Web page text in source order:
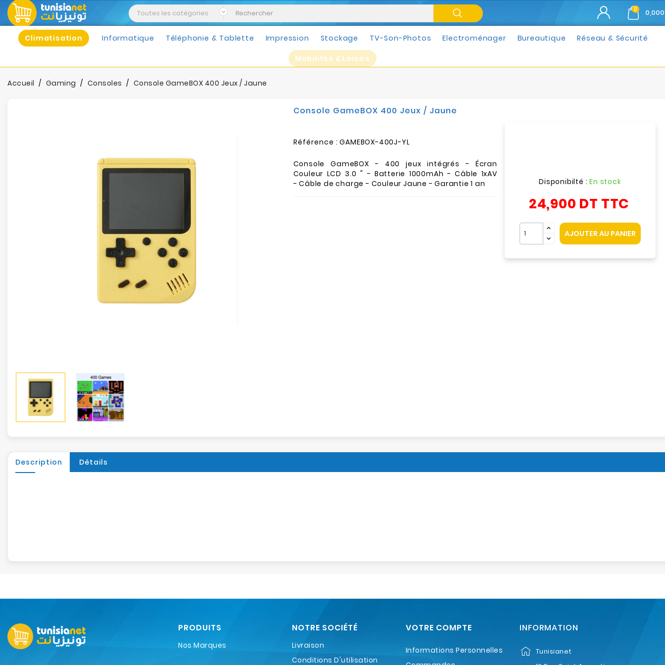
0
Climatisation Informatique Téléphonie & Tablette Impression Stockage TV-Son-Photos Electroménager Bureautique Réseau & Sécurité
Mobilités & Loisirs
Accueil Gaming Consoles Console GameBOX 400 Jeux / Jaune
Console GameBOX 400 Jeux / Jaune
Référence : GAMEBOX-400J-YL
Console GameBOX - 400 jeux intégrés - Écran
Couleur LCD 3.0 " - Batterie 1000mAh - Câble 1xAV
- Câble de charge - Couleur Jaune - Garantie 1 an
Disponibilté :En stock
24,900 DT TTC
AJOUTER AU PANIER
Description Détails
PRODUITS
Nos Marques
NOTRE SOCIÉTÉ
Livraison
Conditions D'utilisation
VOTRE COMPTE
Informations Personnelles
INFORMATION
Tunisianet